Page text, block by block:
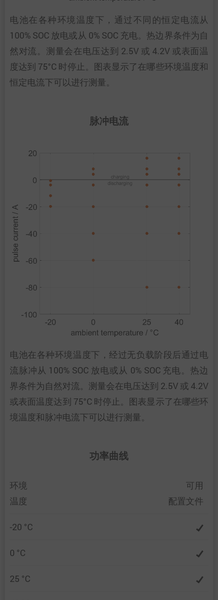
电池在各种环境温度下，通过不同的恒定电流从
100% SOC 放电或从 0% SOC 充电。热边界条件为自
然对流。测量会在电压达到 2.5V 或 4.2V 或表面温
度达到 75°C 时停止。图表显示了在哪些环境温度和
恒定电流下可以进行测量。
脉冲电流
电池在各种环境温度下，经过无负载阶段后通过电
流脉冲从 100% SOC 放电或从 0% SOC 充电。热边
界条件为自然对流。测量会在电压达到 2.5V 或 4.2V
或表面温度达到 75°C 时停止。图表显示了在哪些环
境温度和脉冲电流下可以进行测量。
功率曲线
环境
温度
可用
配置文件
-20 °C
0 °C
25 °C